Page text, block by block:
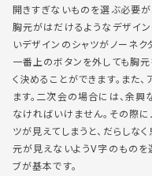
開きすぎないものを選ぶ必要
胸元がはだけるようなデザイン
いデザインのシャツがノーネク
一番上のボタンを外しても胸元
く決めることができます。また
ます。二次会の場合には、余興
なければいけません。その際
ツが見えてしまうと、だらしな
元が見えないようV字のものを
ブが基本です。